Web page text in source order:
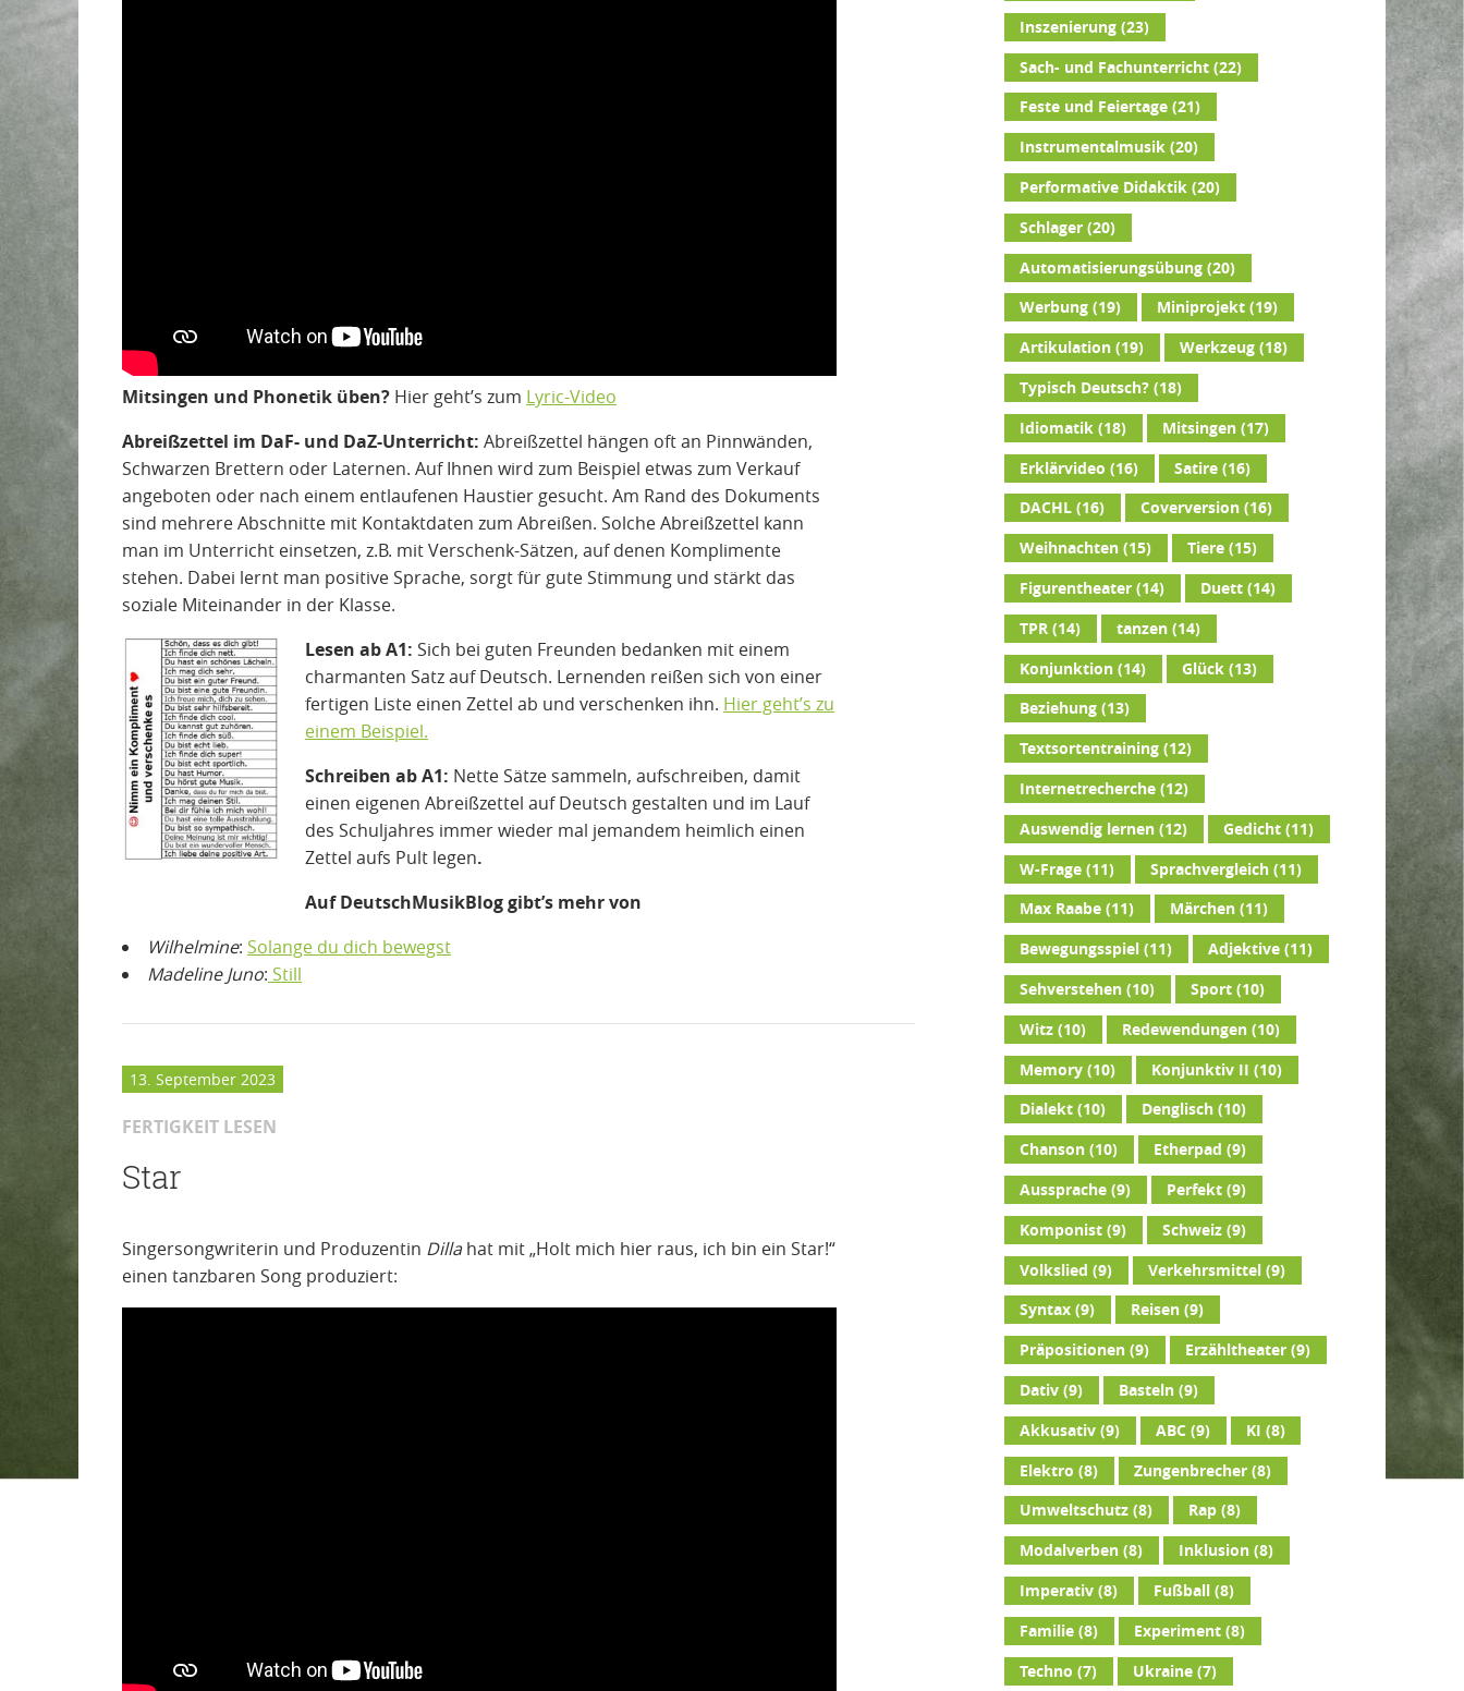
Mitsingen und Phonetik üben? Hier geht’s zum Lyric-Video
Abreißzettel im DaF- und DaZ-Unterricht: Abreißzettel hängen oft an Pinnwänden,
Schwarzen Brettern oder Laternen. Auf Ihnen wird zum Beispiel etwas zum Verkauf
angeboten oder nach einem entlaufenen Haustier gesucht. Am Rand des Dokuments
sind mehrere Abschnitte mit Kontaktdaten zum Abreißen. Solche Abreißzettel kann
man im Unterricht einsetzen, z.B. mit Verschenk-Sätzen, auf denen Komplimente
stehen. Dabei lernt man positive Sprache, sorgt für gute Stimmung und stärkt das
soziale Miteinander in der Klasse.
Lesen ab A1: Sich bei guten Freunden bedanken mit einem
charmanten Satz auf Deutsch. Lernenden reißen sich von einer
fertigen Liste einen Zettel ab und verschenken ihn. Hier geht’s zu
einem Beispiel.
Schreiben ab A1: Nette Sätze sammeln, aufschreiben, damit
einen eigenen Abreißzettel auf Deutsch gestalten und im Lauf
des Schuljahres immer wieder mal jemandem heimlich einen
Zettel aufs Pult legen.
Auf DeutschMusikBlog gibt’s mehr von
Wilhelmine: Solange du dich bewegst
Madeline Juno: Still
13. September 2023
FERTIGKEIT LESEN
Star
Singersongwriterin und Produzentin Dillahat mit „Holt mich hier raus, ich bin ein Star!“
einen tanzbaren Song produziert:
Inszenierung (23)
Sach- und Fachunterricht (22)
Feste und Feiertage (21)
Instrumentalmusik (20)
Performative Didaktik (20)
Schlager (20)
Automatisierungsübung (20)
Werbung (19) Miniprojekt (19)
Artikulation (19) Werkzeug (18)
Typisch Deutsch? (18)
Idiomatik (18) Mitsingen (17)
Erklärvideo (16) Satire (16)
DACHL (16) Coverversion (16)
Weihnachten (15) Tiere (15)
Figurentheater (14) Duett (14)
TPR (14) tanzen (14)
Konjunktion (14) Glück (13)
Beziehung (13)
Textsortentraining (12)
Internetrecherche (12)
Auswendig lernen (12) Gedicht (11)
W-Frage (11) Sprachvergleich (11)
Max Raabe (11) Märchen (11)
Bewegungsspiel (11) Adjektive (11)
Sehverstehen (10) Sport (10)
Witz (10) Redewendungen (10)
Memory (10) Konjunktiv II (10)
Dialekt (10) Denglisch (10)
Chanson (10) Etherpad (9)
Aussprache (9) Perfekt (9)
Komponist (9) Schweiz (9)
Volkslied (9) Verkehrsmittel (9)
Syntax (9) Reisen (9)
Präpositionen (9) Erzähltheater (9)
Dativ (9) Basteln (9)
Akkusativ (9) ABC (9) KI (8)
Elektro (8) Zungenbrecher (8)
Umweltschutz (8) Rap (8)
Modalverben (8) Inklusion (8)
Imperativ (8) Fußball (8)
Familie (8) Experiment (8)
Techno (7) Ukraine (7)